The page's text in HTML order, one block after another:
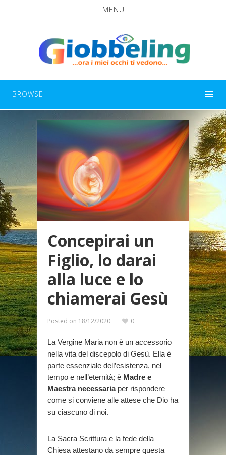
MENU
BROWSE
Concepirai un
Figlio, lo darai
alla luce e lo
chiamerai Gesù
Posted on 18/12/2020 0
La Vergine Maria non è un accessorio
nella vita del discepolo di Gesù. Ella è
parte essenziale dell’esistenza, nel
tempo e nell’eternità; è Madre e
Maestra necessariaper rispondere
come si conviene alle attese che Dio ha
su ciascuno di noi.
La Sacra Scrittura e la fede della
Chiesa attestano da sempre questa